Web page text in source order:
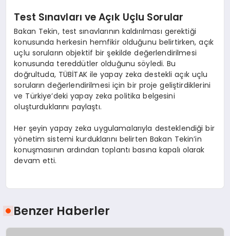
Test Sınavları ve Açık Uçlu Sorular
Bakan Tekin, test sınavlarının kaldırılması gerektiği
konusunda herkesin hemfikir olduğunu belirtirken, açık
uçlu soruların objektif bir şekilde değerlendirilmesi
konusunda tereddütler olduğunu söyledi. Bu
doğrultuda, TÜBİTAK ile yapay zeka destekli açık uçlu
soruların değerlendirilmesi için bir proje geliştirdiklerini
ve Türkiye’deki yapay zeka politika belgesini
oluşturduklarını paylaştı.
Her şeyin yapay zeka uygulamalarıyla desteklendiği bir
yönetim sistemi kurduklarını belirten Bakan Tekin’in
konuşmasının ardından toplantı basına kapalı olarak
devam etti.
Benzer Haberler